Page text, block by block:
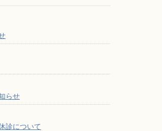
らせ
診について